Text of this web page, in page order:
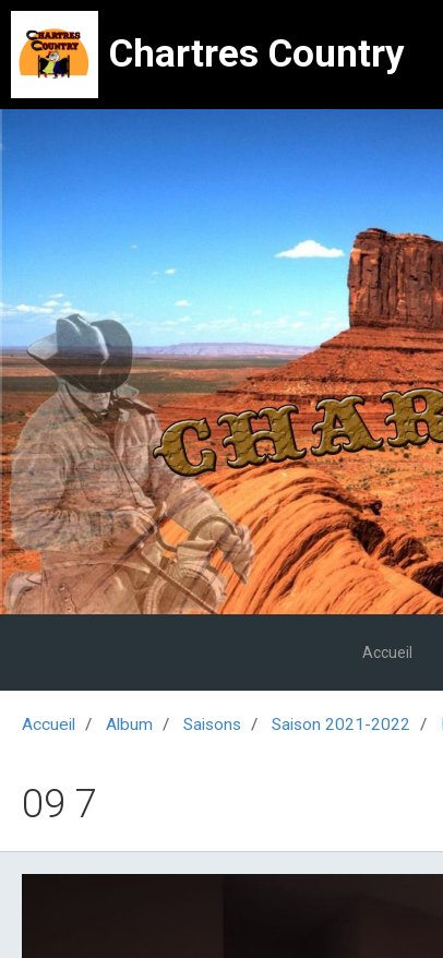
Chartres Country
Accueil
Accueil Album Saisons Saison 2021-2022
09 7